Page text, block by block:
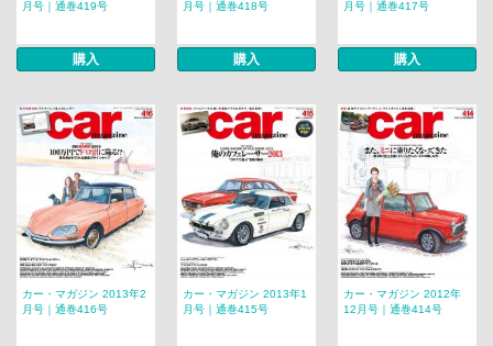
月号｜通巻419号
購入
月号｜通巻418号
購入
月号｜通巻417号
購入
カー・マガジン 2013年2
月号｜通巻416号
カー・マガジン 2013年1
月号｜通巻415号
カー・マガジン 2012年
12月号｜通巻414号